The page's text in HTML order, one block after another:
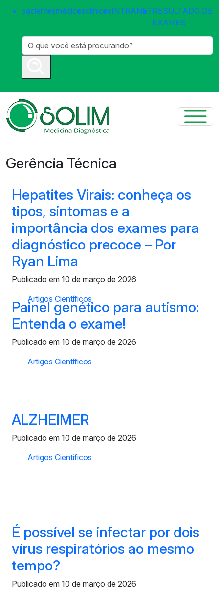
pacientesmédicosclínicasINTRANETRESULTADO DE
EXAMES
Gerência Técnica
Hepatites Virais: conheça os
tipos, sintomas e a
importância dos exames para
diagnóstico precoce – Por
Ryan Lima
Publicado em 10 de março de 2026
Artigos Científicos
Painel genético para autismo:
Entenda o exame!
Publicado em 10 de março de 2026
Artigos Científicos
ALZHEIMER
Publicado em 10 de março de 2026
Artigos Científicos
É possível se infectar por dois
vírus respiratórios ao mesmo
tempo?
Publicado em 10 de março de 2026